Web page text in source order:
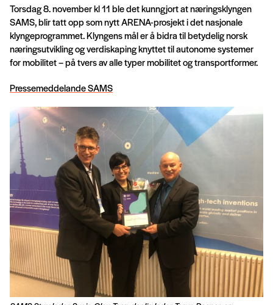
Torsdag 8. november kl 11 ble det kunngjort at næringsklyngen
SAMS, blir tatt opp som nytt ARENA-prosjekt i det nasjonale
klyngeprogrammet. Klyngens mål er å bidra til betydelig norsk
næringsutvikling og verdiskaping knyttet til autonome systemer
for mobilitet – på tvers av alle typer mobilitet og transportformer.
Pressemeddelande SAMS